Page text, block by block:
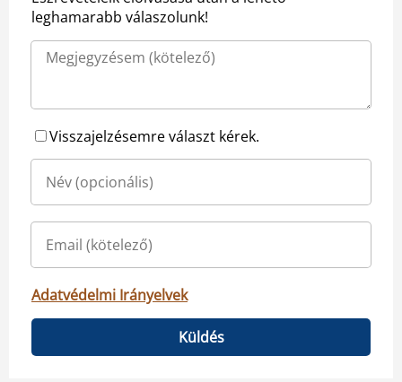
leghamarabb válaszolunk!
Visszajelzésemre választ kérek.
Adatvédelmi Irányelvek
Küldés